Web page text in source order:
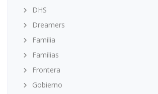
DHS
Dreamers
Familia
Familias
Frontera
Gobierno